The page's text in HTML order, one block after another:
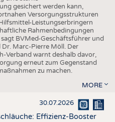
gesichert werden kann,
Versorgungsstrukturen
Leistungserbringern
Rahmenbedingungen
BVMed-Geschäftsführer und
Marc-Pierre Möll. Der
Verband warnt deshalb davor,
erneut zum Gegenstand
zu machen.
MORE
30.07.2026
Effizienz-Booster